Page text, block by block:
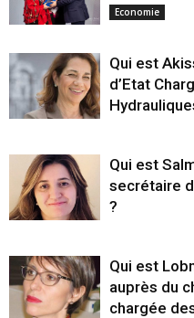
Economie
Qui est
d’Etat
Qui est
secrétaire
?
Qui est
auprès du
chargée